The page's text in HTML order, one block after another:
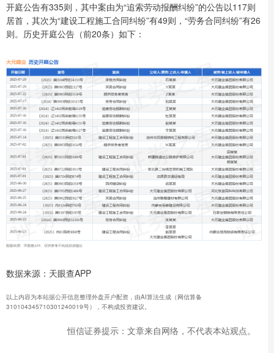
开庭公告有335则，其中案由为“追索劳动报酬纠纷”的公告以117则
居首，其次为“建设工程施工合同纠纷”有49则，“劳务合同纠纷”有26
则。历史开庭公告（前20条）如下：
数据来源：天眼查APP
以上内容为本站据公开信息整理外盘开户配资，由AI算法生成（网信算备
310104345710301240019号），不构成投资建议。
恒信证券提示：文章来自网络，不代表本站观点。